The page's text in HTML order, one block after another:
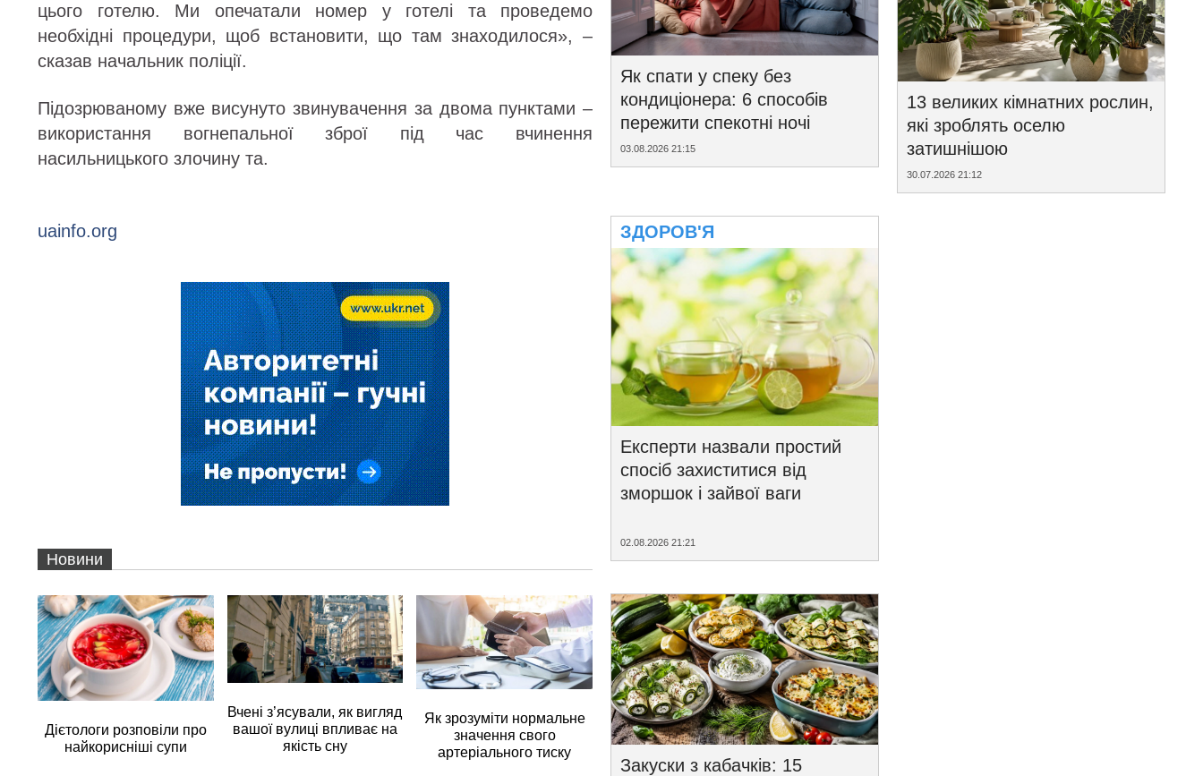
цього готелю. Ми опечатали номер у готелі та проведемо
необхідні процедури, щоб встановити, що там знаходилося», –
сказав начальник поліції.
Підозрюваному вже висунуто звинувачення за двома пунктами –
використання вогнепальної зброї під час вчинення
насильницького злочину та.
uainfo.org
Новини
Дієтологи розповіли про
найкорисніші супи
Вчені з’ясували, як вигляд
вашої вулиці впливає на
якість сну
Як зрозуміти нормальне
значення свого
артеріального тиску
Як спати у спеку без
кондиціонера: 6 способів
пережити спекотні ночі
03.08.2026 21:15
ЗДОРОВ'Я
Експерти назвали простий
спосіб захиститися від
зморшок і зайвої ваги
02.08.2026 21:21
Закуски з кабачків: 15
13 великих кімнатних рослин,
які зроблять оселю
затишнішою
30.07.2026 21:12